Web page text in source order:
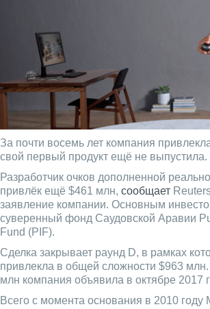
За почти восемь лет компания
свой первый продукт ещё не выпустила.
Разработчик очков дополненной
привлёк ещё $461 млн, сообщает
заявление компании. Основным
суверенный фонд Саудовской Аравии
Fund (PIF).
Сделка закрывает раунд D, в рамках
привлекла в общей сложности $963
млн компания объявила в октябре 2017
Всего с момента основания в 2010 году